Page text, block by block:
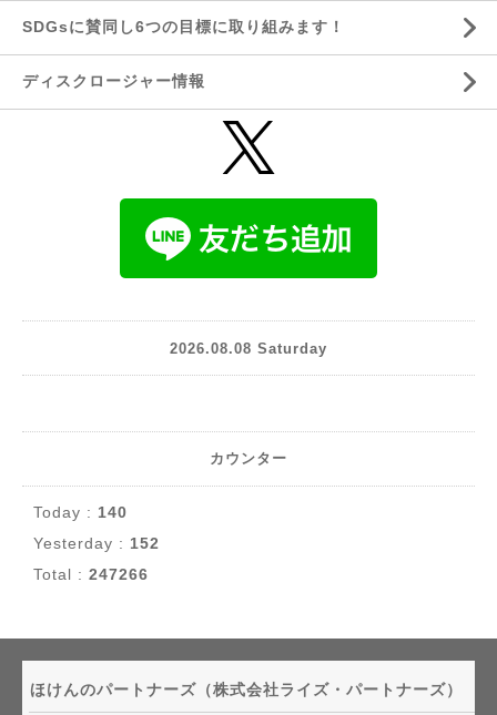
SDGsに賛同し6つの目標に取り組みます！
ディスクロージャー情報
2026.08.08 Saturday
カウンター
Today : 140
Yesterday : 152
Total : 247266
ほけんのパートナーズ（株式会社ライズ・パートナーズ）